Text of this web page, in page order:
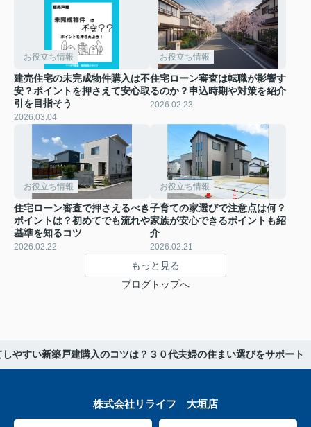
お役立ち情報
建売住宅の未完成物件購入は不
安？ポイントを押さえて安心取
引を目指そう
2026.03.04
お役立ち情報
住宅ローン審査は転職が影響す
るのか？申込時期や対策を紹介
2026.02.23
お役立ち情報
住宅ローン審査で押さえるべき
ポイントは？初めてでも流れや
基準を知るコツ
2026.02.22
お役立ち情報
子育ての家選びで注意点は何？
家族が安心できるポイントも紹
介
2026.02.21
もっと見る
ブログトップへ
やすい新築戸建購入のコツは？３０代夫婦の住まい選びをサポート
株式会社リライフ 大垣店